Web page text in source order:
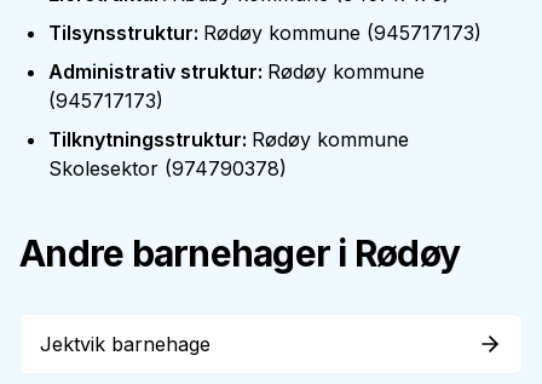
Tilsynsstruktur: Rødøy kommune (945717173)
Administrativ struktur: Rødøy kommune
(945717173)
Tilknytningsstruktur: Rødøy kommune
Skolesektor (974790378)
Andre barnehager i Rødøy
Jektvik barnehage